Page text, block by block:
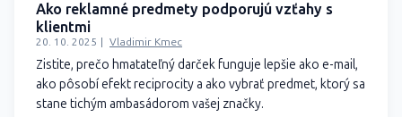
Ako reklamné predmety podporujú vzťahy s
klientmi
20. 10. 2025 Vladimir Kmec
Zistite, prečo hmatateľný darček funguje lepšie ako e-mail,
ako pôsobí efekt reciprocity a ako vybrať predmet, ktorý sa
stane tichým ambasádorom vašej značky.